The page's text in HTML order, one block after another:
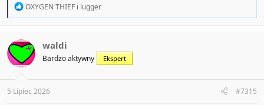
R
t
i
o
s
:
OXYGEN THIEF i lugger
waldi
Bardzo aktywny Ekspert
5 Lipiec 2026 #7315